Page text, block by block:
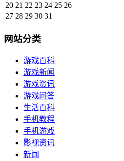
20 21 22 23 24 25 26
27 28 29 30 31
网站分类
游戏百科
游戏新闻
游戏资讯
游戏问答
生活百科
手机教程
手机游戏
影视资讯
新闻